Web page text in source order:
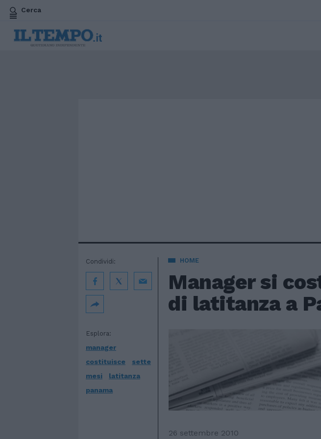
Cerca
HOME
Manager si
di latitanza a
Esplora:
manager
costituisce
sette
mesi
latitanza
panama
Condividi:
26 settembre 2010